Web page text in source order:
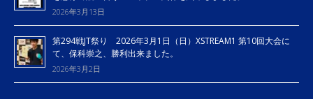
2026年3月13日
第294戦JT祭り 2026年3月1日（日）XSTREAM1 第10回大会に
て、保科崇之、勝利出来ました。
2026年3月2日